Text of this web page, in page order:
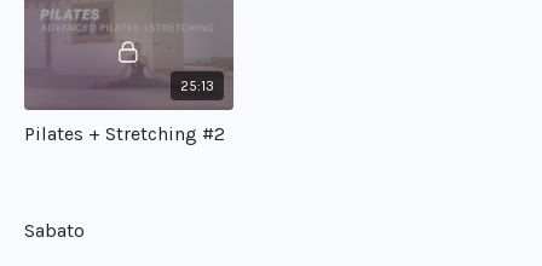
25:13
Pilates + Stretching #2
Sabato